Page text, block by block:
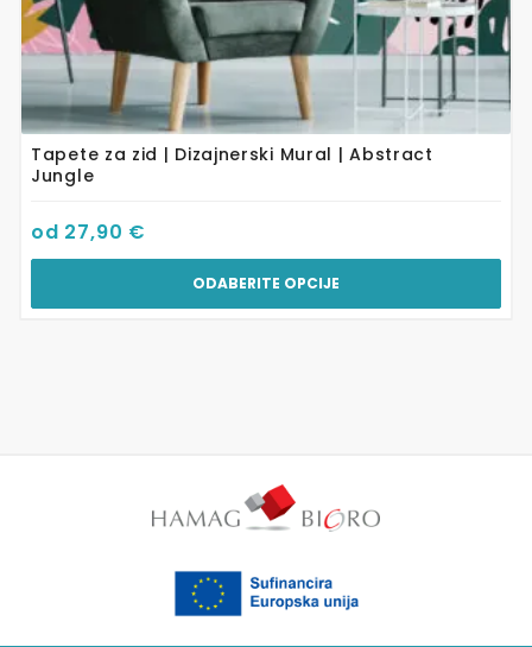
Tapete za zid | Dizajnerski Mural | Abstract
Jungle
od 27,90 €
ODABERITE OPCIJE